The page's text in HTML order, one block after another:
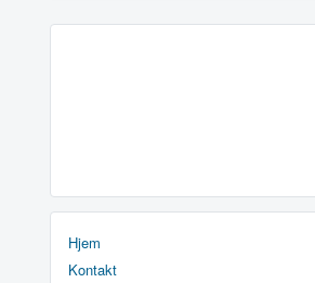
Hjem
Kontakt